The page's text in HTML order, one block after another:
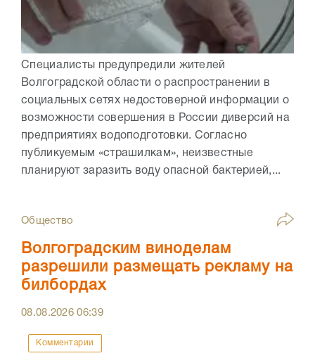
Специалисты предупредили жителей
Волгоградской области о распространении в
социальных сетях недостоверной информации о
возможности совершения в России диверсий на
предприятиях водоподготовки. Согласно
публикуемым «страшилкам», неизвестные
планируют заразить воду опасной бактерией,...
Общество
Волгоградским виноделам
разрешили размещать рекламу на
билбордах
08.08.202606:39
Комментарии